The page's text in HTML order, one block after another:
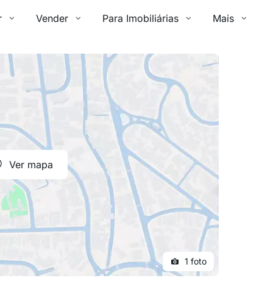
Vender Para Imobiliárias Mais
Ver mapa
1 foto